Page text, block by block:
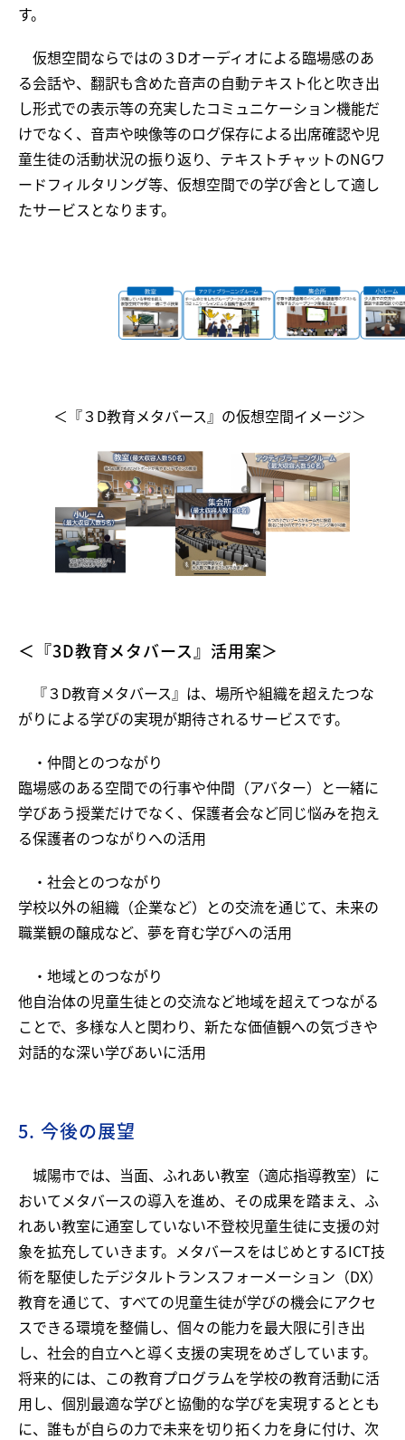
す。
仮想空間ならではの３Dオーディオによる臨場感のあ
る会話や、翻訳も含めた音声の自動テキスト化と吹き出
し形式での表示等の充実したコミュニケーション機能だ
けでなく、音声や映像等のログ保存による出席確認や児
童生徒の活動状況の振り返り、テキストチャットのNGワ
ードフィルタリング等、仮想空間での学び舎として適し
たサービスとなります。
＜『３D教育メタバース』の仮想空間イメージ＞
＜『3D教育メタバース』活用案＞
『３D教育メタバース』は、場所や組織を超えたつな
がりによる学びの実現が期待されるサービスです。
・仲間とのつながり
臨場感のある空間での行事や仲間（アバター）と一緒に
学びあう授業だけでなく、保護者会など同じ悩みを抱え
る保護者のつながりへの活用
・社会とのつながり
学校以外の組織（企業など）との交流を通じて、未来の
職業観の醸成など、夢を育む学びへの活用
・地域とのつながり
他自治体の児童生徒との交流など地域を超えてつながる
ことで、多様な人と関わり、新たな価値観への気づきや
対話的な深い学びあいに活用
5. 今後の展望
城陽市では、当面、ふれあい教室（適応指導教室）に
おいてメタバースの導入を進め、その成果を踏まえ、ふ
れあい教室に通室していない不登校児童生徒に支援の対
象を拡充していきます。メタバースをはじめとするICT技
術を駆使したデジタルトランスフォーメーション（DX）
教育を通じて、すべての児童生徒が学びの機会にアクセ
スできる環境を整備し、個々の能力を最大限に引き出
し、社会的自立へと導く支援の実現をめざしています。
将来的には、この教育プログラムを学校の教育活動に活
用し、個別最適な学びと協働的な学びを実現するととも
に、誰もが自らの力で未来を切り拓く力を身に付け、次